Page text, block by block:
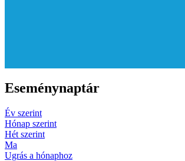
Eseménynaptár
Év szerint
Hónap szerint
Hét szerint
Ma
Ugrás a hónaphoz